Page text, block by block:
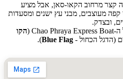
מרחוב הקאו-סאן, אבל מציע
מבני עץ ישנים ומסעדות
הקו
הכחול -Blue Flag
).